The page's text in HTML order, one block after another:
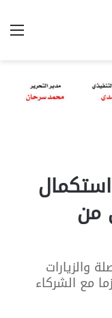
من
والزيارات
مع الشركاء